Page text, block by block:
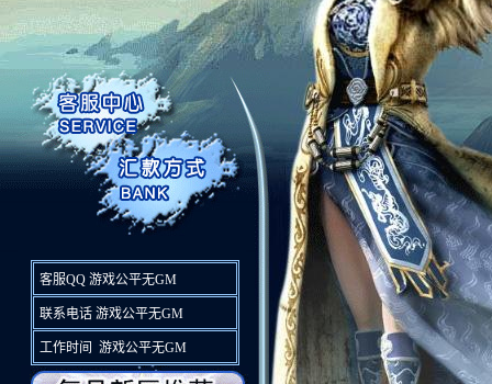
客服QQ 游戏公平无GM
联系电话 游戏公平无GM
工作时间 游戏公平无GM